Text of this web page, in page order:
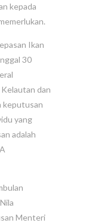
kepada
Ikan
30
dan
keputusan
yang
adalah
Menteri